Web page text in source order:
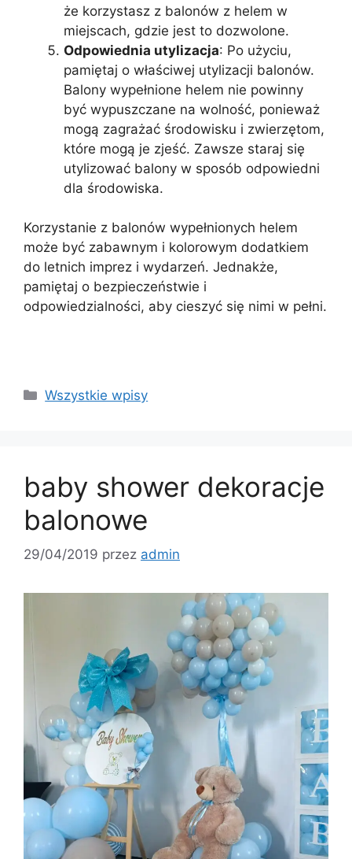
że korzystasz z balonów z helem w
miejscach, gdzie jest to dozwolone.
Odpowiednia utylizacja: Po użyciu,
pamiętaj o właściwej utylizacji balonów.
Balony wypełnione helem nie powinny
być wypuszczane na wolność, ponieważ
mogą zagrażać środowisku i zwierzętom,
które mogą je zjeść. Zawsze staraj się
utylizować balony w sposób odpowiedni
dla środowiska.
Korzystanie z balonów wypełnionych helem
może być zabawnym i kolorowym dodatkiem
do letnich imprez i wydarzeń. Jednakże,
pamiętaj o bezpieczeństwie i
odpowiedzialności, aby cieszyć się nimi w pełni.
Kategorie
Wszystkie wpisy
baby shower dekoracje
balonowe
29/04/2019 przez admin